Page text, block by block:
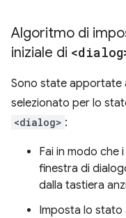
Algoritmo di
iniziale di
Sono state apportate
selezionato per lo
<dialog> :
Fai in modo che
finestra di
dalla tastiera
Imposta lo stato